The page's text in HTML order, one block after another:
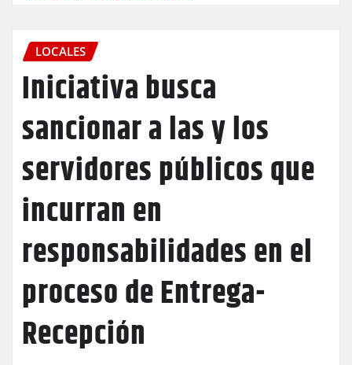
LOCALES
Iniciativa busca
sancionar a las y los
servidores públicos que
incurran en
responsabilidades en el
proceso de Entrega-
Recepción